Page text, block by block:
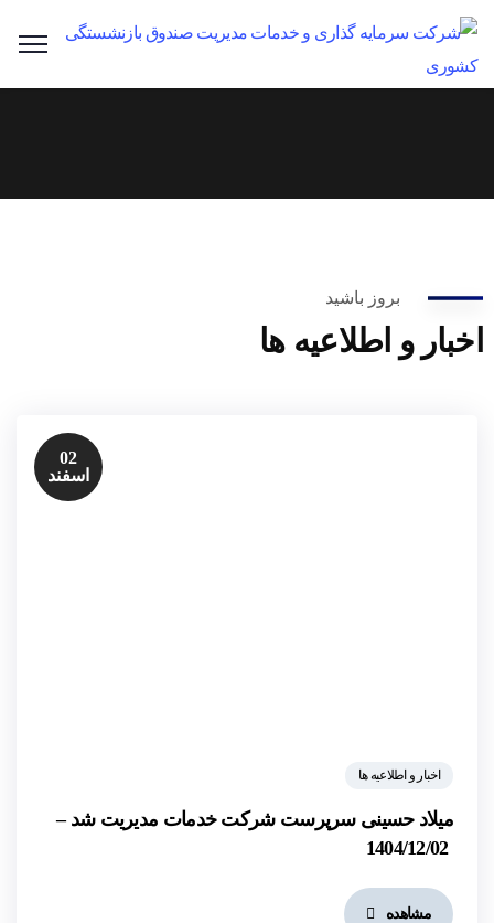
بروز باشید
اخبار و اطلاعیه ها
02
اسفند
اخبار و اطلاعیه ها
میلاد حسینی سرپرست شرکت خدمات مدیریت شد –
1404/12/02
مشاهده